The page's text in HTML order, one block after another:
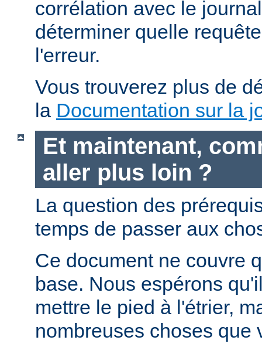
corrélation avec le
déterminer quelle
l'erreur.
Vous trouverez plus de
la Documentation sur la
Et maintenant,
aller plus loin ?
La question des
temps de passer aux
Ce document ne couvre
base. Nous espérons
mettre le pied à l'étrier,
nombreuses choses que